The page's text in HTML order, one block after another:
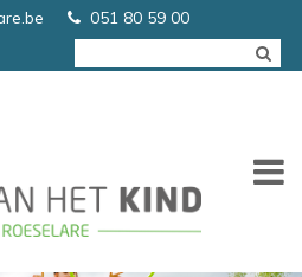
051 80 59 00